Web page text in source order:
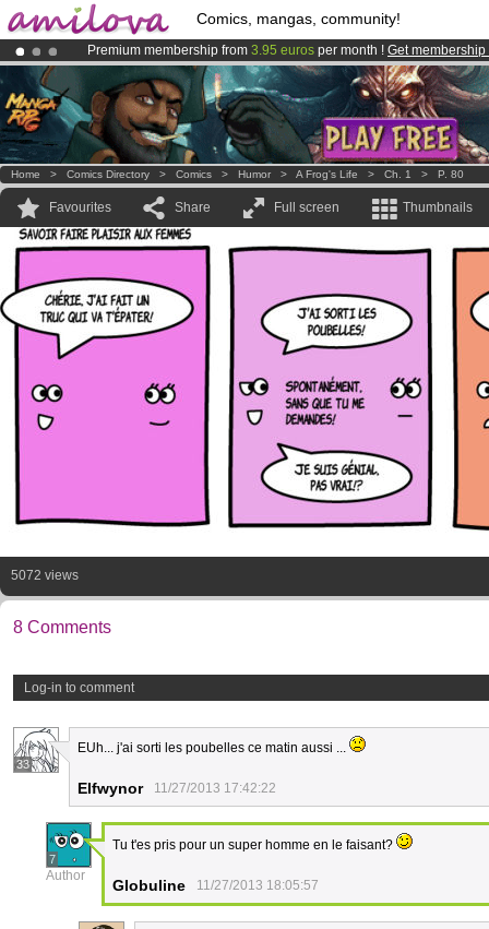
Comics, mangas, community!
Premium membership from 3.95 euros per month ! Get membership
AmilovaKickstarter is now LIVE!.
Already 100000membersand 1000 comics & mangas!.
Home > Comics Directory > Comics > Humor > A Frog's Life > Ch. 1 > P. 80
Favourites Share Full screen Thumbnails
5072 views
8 Comments
Log-in to comment
33
EUh... j'ai sorti les poubelles ce matin aussi ...
Elfwynor 11/27/2013 17:42:22
7
Author
Tu t'es pris pour un super homme en le faisant?
Globuline 11/27/2013 18:05:57